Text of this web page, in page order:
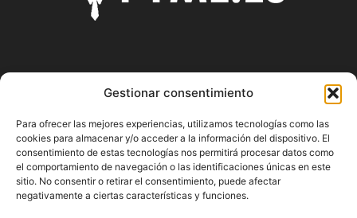
Gestionar consentimiento
Para ofrecer las mejores experiencias, utilizamos tecnologías como las
cookies para almacenar y/o acceder a la información del dispositivo. El
consentimiento de estas tecnologías nos permitirá procesar datos como
el comportamiento de navegación o las identificaciones únicas en este
sitio. No consentir o retirar el consentimiento, puede afectar
negativamente a ciertas características y funciones.
Pyme.es es el portal web donde podrás mantenerte
actualizado de todas las noticias y novedades sobre la
economía en España y el mundo, así como donde podrás
conseguir toda la información necesaria sobre
emprendimiento.